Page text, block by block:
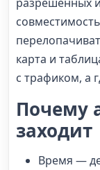
карта и
с трафиком, а
Почему
заходит
Время —